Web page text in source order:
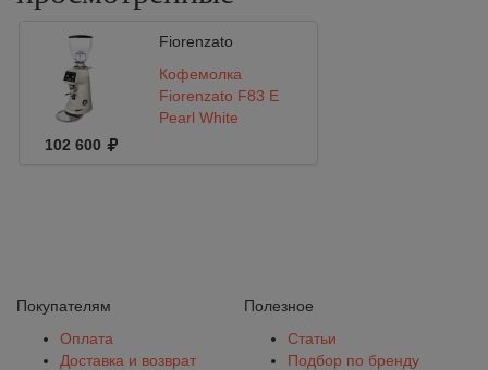
Fiorenzato
Кофемолка
Fiorenzato F83 E
Pearl White
102 600
Покупателям
Оплата
Доставка и возврат
Полезное
Статьи
Подбор по бренду